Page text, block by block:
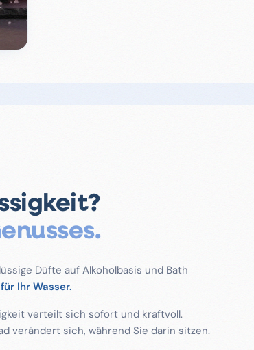
Düfte auf Alkoholbasis und Bath
Ihr Wasser.
verteilt sich sofort und kraftvoll.
verändert sich, während Sie darin sitzen.